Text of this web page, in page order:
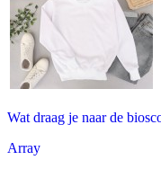
Wat draag je naar de
Array